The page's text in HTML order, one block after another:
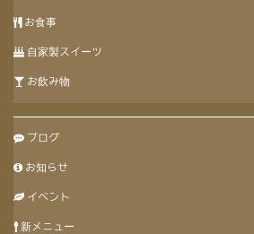
お食事
自家製スイーツ
お飲み物
ブログ
お知らせ
イベント
新メニュー